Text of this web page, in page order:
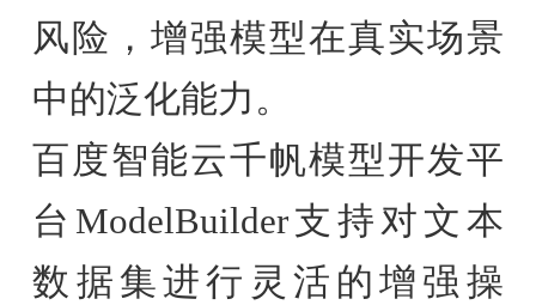
风险，增强模型在真实场景
中的泛化能力。
百度智能云千帆模型开发平
台ModelBuilder支持对文本
数据集进行灵活的增强操